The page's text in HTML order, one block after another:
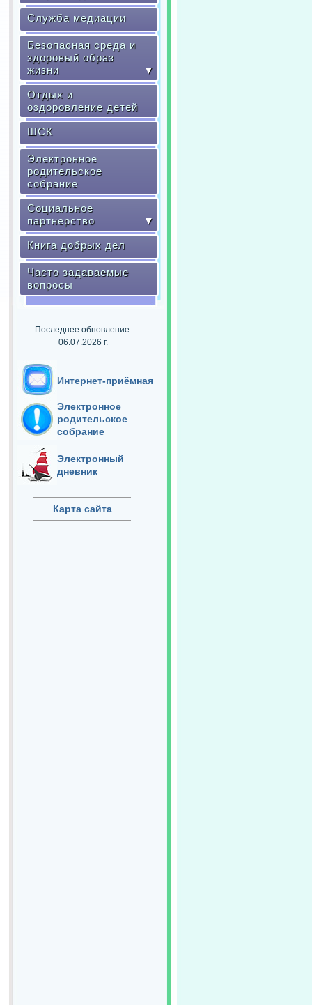
Служба медиации
Безопасная среда и
здоровый образ
жизни
▼
Отдых и
оздоровление детей
ШСК
Электронное
родительское
собрание
Социальное
партнерство
▼
Книга добрых дел
Часто задаваемые
вопросы
Последнее обновление:
06.07.2026 г.
Интернет-приёмная
Электронное
родительское
собрание
Электронный
дневник
Карта сайта